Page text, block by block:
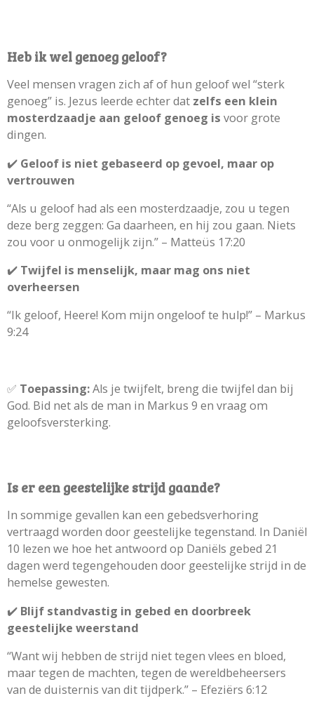
Heb ik wel genoeg geloof?
Veel mensen vragen zich af of hun geloof wel “sterk
genoeg” is. Jezus leerde echter dat zelfs een klein
mosterdzaadje aan geloof genoeg is voor grote
dingen.
✔️ Geloof is niet gebaseerd op gevoel, maar op
vertrouwen
“Als u geloof had als een mosterdzaadje, zou u tegen
deze berg zeggen: Ga daarheen, en hij zou gaan. Niets
zou voor u onmogelijk zijn.” – Matteüs 17:20
✔️ Twijfel is menselijk, maar mag ons niet
overheersen
“Ik geloof, Heere! Kom mijn ongeloof te hulp!” – Markus
9:24
✅ Toepassing:Als je twijfelt, breng die twijfel dan bij
God. Bid net als de man in Markus 9 en vraag om
geloofsversterking.
Is er een geestelijke strijd gaande?
In sommige gevallen kan een gebedsverhoring
vertraagd worden door geestelijke tegenstand. In Daniël
10 lezen we hoe het antwoord op Daniëls gebed 21
dagen werd tegengehouden door geestelijke strijd in de
hemelse gewesten.
✔️ Blijf standvastig in gebed en doorbreek
geestelijke weerstand
“Want wij hebben de strijd niet tegen vlees en bloed,
maar tegen de machten, tegen de wereldbeheersers
van de duisternis van dit tijdperk.” – Efeziërs 6:12